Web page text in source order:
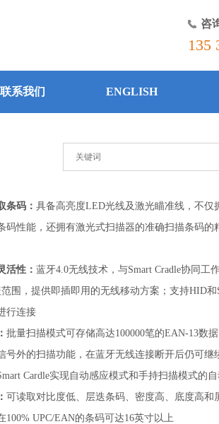
咨
135
联系我们 ENGLISH
条码： 具备高亮度LED光线及激光瞄准线，不仅
码性能，还拥有激光式扫描器的准确扫描条码的
活性： 蓝牙4.0无线技术，与Smart Cradle协同工
围，提供即插即用的无线移动方案；支持HID和
行连接
批量扫描模式可存储高达100000笔的EAN-13数
号外的扫描功能，在蓝牙无线连接断开后仍可继
Cardle实现自动感应模式和手持扫描模式的
可读取对比度低、层迭条码、密度高、底度高和
100% UPC/EAN的条码可达16英寸以上